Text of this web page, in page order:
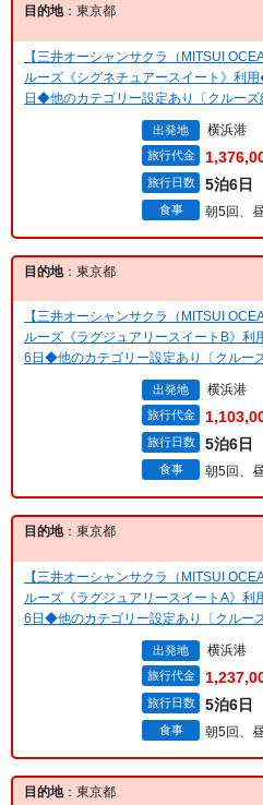
目的地：東京都
【三井オーシャンサクラ（MITSUI
ルーズ《シグネチュアースイート》利
日◆他のカテゴリー設定あり〔クルーズ
出発地 横浜港
旅行代金
旅行日数 5泊6日
食事 朝5回、
目的地：東京都
【三井オーシャンサクラ（MITSUI
ルーズ《ラグジュアリースイートB》
6日◆他のカテゴリー設定あり〔クルー
出発地 横浜港
旅行代金
旅行日数 5泊6日
食事 朝5回、
目的地：東京都
【三井オーシャンサクラ（MITSUI
ルーズ《ラグジュアリースイートA》
6日◆他のカテゴリー設定あり〔クルー
出発地 横浜港
旅行代金
旅行日数 5泊6日
食事 朝5回、
目的地：東京都